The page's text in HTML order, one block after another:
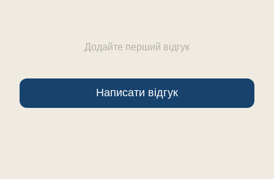
Додайте перший відгук
Написати відгук